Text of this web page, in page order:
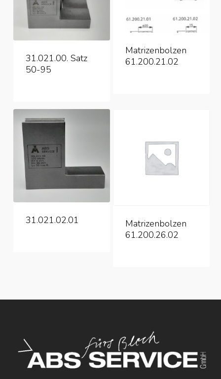
31.021.00. Satz
50-95
Matrizenbolzen
61.200.21.02
31.021.02.01
Matrizenbolzen
61.200.26.02